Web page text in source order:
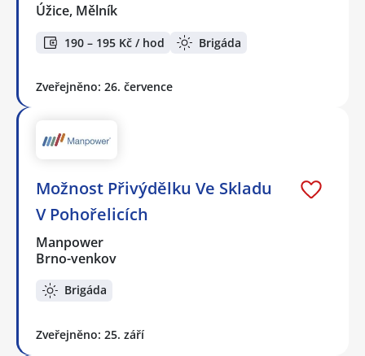
Úžice, Mělník
190 – 195 Kč / hod Brigáda
Zveřejněno: 26. července
Možnost Přivýdělku Ve Skladu
V Pohořelicích
Manpower
Brno-venkov
Brigáda
Zveřejněno: 25. září